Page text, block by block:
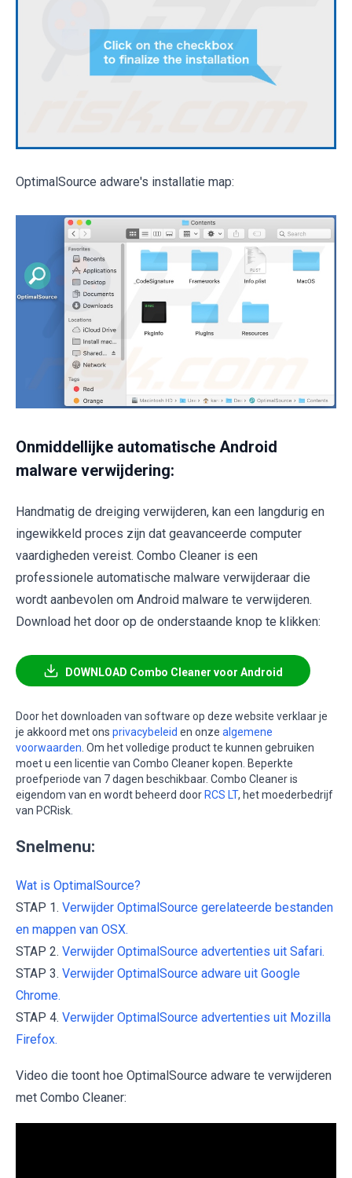
OptimalSource adware's installatie map:
Onmiddellijke automatische Android
malware verwijdering:
Handmatig de dreiging verwijderen, kan een langdurig en
ingewikkeld proces zijn dat geavanceerde computer
vaardigheden vereist. Combo Cleaner is een
professionele automatische malware verwijderaar die
wordt aanbevolen om Android malware te verwijderen.
Download het door op de onderstaande knop te klikken:
DOWNLOAD Combo Cleaner voor Android
Door het downloaden van software op deze website verklaar je
je akkoord met ons privacybeleid en onze algemene
voorwaarden. Om het volledige product te kunnen gebruiken
moet u een licentie van Combo Cleaner kopen. Beperkte
proefperiode van 7 dagen beschikbaar. Combo Cleaner is
eigendom van en wordt beheerd door RCS LT, het moederbedrijf
van PCRisk.
Snelmenu:
Wat is OptimalSource?
STAP 1. Verwijder OptimalSource gerelateerde bestanden
en mappen van OSX.
STAP 2. Verwijder OptimalSource advertenties uit Safari.
STAP 3. Verwijder OptimalSource adware uit Google
Chrome.
STAP 4. Verwijder OptimalSource advertenties uit Mozilla
Firefox.
Video die toont hoe OptimalSource adware te verwijderen
met Combo Cleaner: